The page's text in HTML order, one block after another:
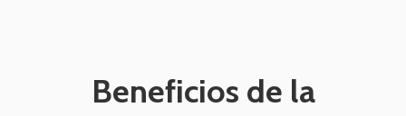
Beneficios de la